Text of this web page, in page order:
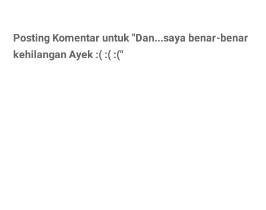
Posting Komentar untuk "Dan...saya benar-benar
kehilangan Ayek :( :( :("